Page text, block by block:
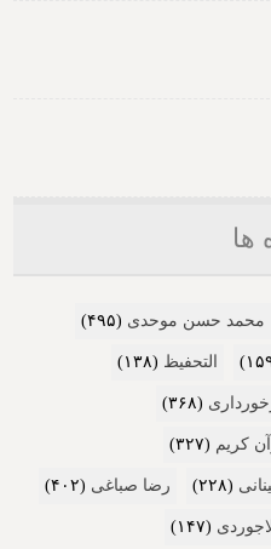
ها
محمد حسن موحدی (۴۹۵)
التحفیظ (۱۳۸)
(۳۶۸)
کریم (۳۲۷)
(۲۲۸) رضا صباغی (۴۰۲)
(۱۴۷)